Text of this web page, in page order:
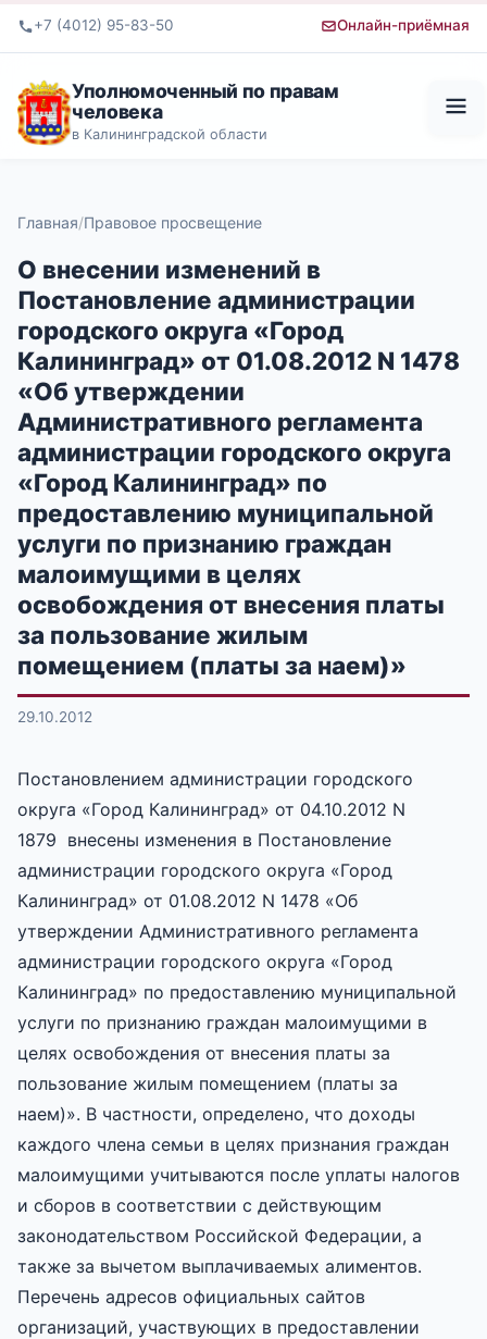
+7 (4012) 95-83-50 Онлайн-приёмная
Уполномоченный по правам
человека
в Калининградской области
Главная Правовое просвещение
О внесении изменений в
Постановление администрации
городского округа «Город
Калининград» от 01.08.2012 N 1478
«Об утверждении
Административного регламента
администрации городского округа
«Город Калининград» по
предоставлению муниципальной
услуги по признанию граждан
малоимущими в целях
освобождения от внесения платы
за пользование жилым
помещением (платы за наем)»
29.10.2012
Постановлением администрации городского
округа «Город Калининград» от 04.10.2012 N
1879 внесены изменения в Постановление
администрации городского округа «Город
Калининград» от 01.08.2012 N 1478 «Об
утверждении Административного регламента
администрации городского округа «Город
Калининград» по предоставлению муниципальной
услуги по признанию граждан малоимущими в
целях освобождения от внесения платы за
пользование жилым помещением (платы за
наем)». В частности, определено, что доходы
каждого члена семьи в целях признания граждан
малоимущими учитываются после уплаты налогов
и сборов в соответствии с действующим
законодательством Российской Федерации, а
также за вычетом выплачиваемых алиментов.
Перечень адресов официальных сайтов
организаций, участвующих в предоставлении